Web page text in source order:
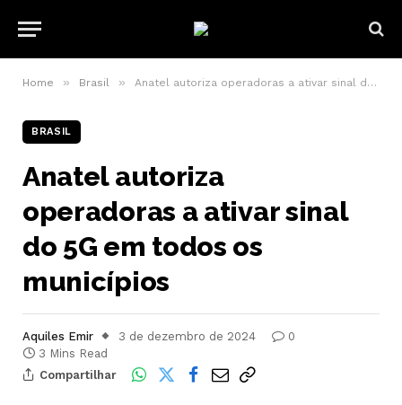
Home » Brasil » Anatel autoriza operadoras a ativar sinal do 5G em todos os municípios
BRASIL
Anatel autoriza
operadoras a ativar sinal
do 5G em todos os
municípios
Aquiles Emir 3 de dezembro de 2024
0
3 Mins Read
Compartilhar